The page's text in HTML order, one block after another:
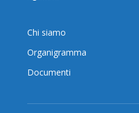
Chi siamo
Organigramma
Documenti